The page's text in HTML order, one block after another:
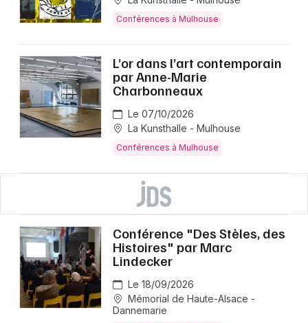
Conférences à Mulhouse
L’or dans l’art contemporain
par Anne-Marie
Charbonneaux
Le 07/10/2026
La Kunsthalle - Mulhouse
Conférences à Mulhouse
Conférence "Des Stèles, des
Histoires" par Marc
Lindecker
Le 18/09/2026
Mémorial de Haute-Alsace -
Dannemarie